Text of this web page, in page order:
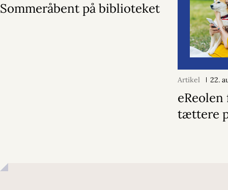
Sommeråbent på biblioteket
Artikel 22.
tættere